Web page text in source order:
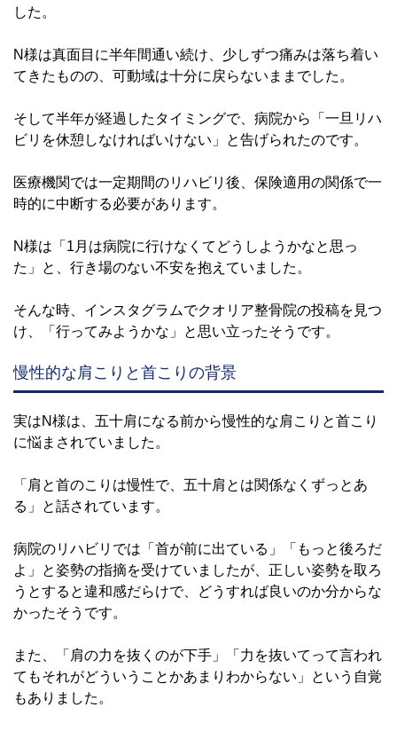
した。
N様は真面目に半年間通い続け、少しずつ痛みは落ち着い
てきたものの、可動域は十分に戻らないままでした。
そして半年が経過したタイミングで、病院から「一旦リハ
ビリを休憩しなければいけない」と告げられたのです。
医療機関では一定期間のリハビリ後、保険適用の関係で一
時的に中断する必要があります。
N様は「1月は病院に行けなくてどうしようかなと思っ
た」と、行き場のない不安を抱えていました。
そんな時、インスタグラムでクオリア整骨院の投稿を見つ
け、「行ってみようかな」と思い立ったそうです。
慢性的な肩こりと首こりの背景
実はN様は、五十肩になる前から慢性的な肩こりと首こり
に悩まされていました。
「肩と首のこりは慢性で、五十肩とは関係なくずっとあ
る」と話されています。
病院のリハビリでは「首が前に出ている」「もっと後ろだ
よ」と姿勢の指摘を受けていましたが、正しい姿勢を取ろ
うとすると違和感だらけで、どうすれば良いのか分からな
かったそうです。
また、「肩の力を抜くのが下手」「力を抜いてって言われ
てもそれがどういうことかあまりわからない」という自覚
もありました。